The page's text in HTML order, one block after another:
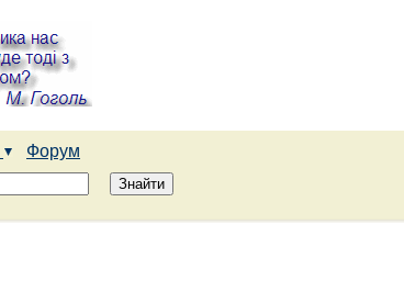
Форум